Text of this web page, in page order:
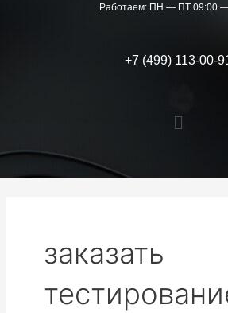
Работаем: ПН — ПТ 09:00
+7 (499) 113-00-
Меню
заказать